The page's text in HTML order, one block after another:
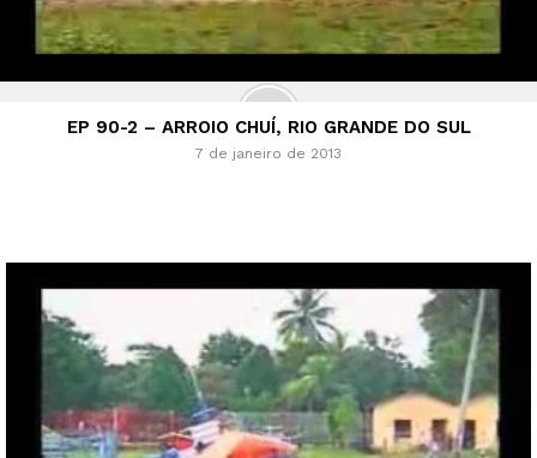
EP 90-2 – ARROIO CHUÍ, RIO GRANDE DO SUL
7 de janeiro de 2013